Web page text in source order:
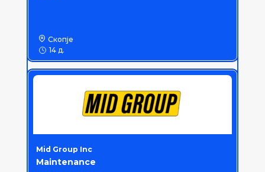
Скопје
14 д.
Mid Group Inc
Maintenance